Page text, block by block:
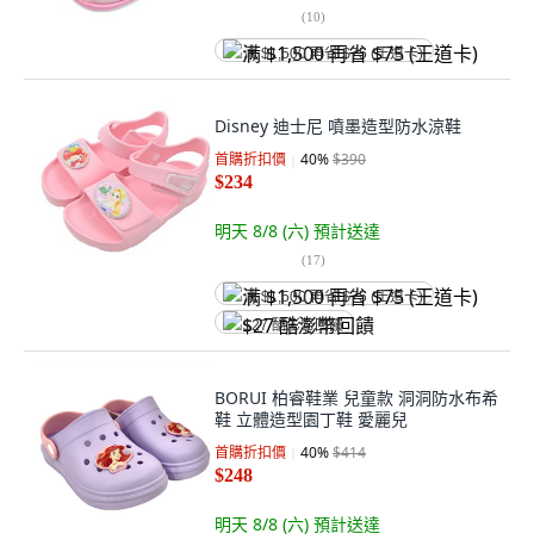
(10)
满 $1,500 再省 $75 (王道卡)
Disney 迪士尼 噴墨造型防水涼鞋
首購折扣價 40%$390
$234
明天 8/8 (六) 預計送達
(17)
满 $1,500 再省 $75 (王道卡)
$27 酷澎幣回饋
BORUI 柏睿鞋業 兒童款 洞洞防水布希
鞋 立體造型園丁鞋 愛麗兒
首購折扣價 40%$414
$248
明天 8/8 (六) 預計送達